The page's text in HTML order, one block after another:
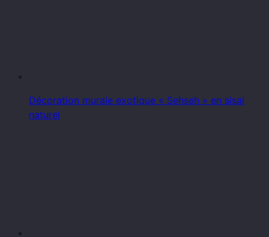
Décoration murale exotique « Sehseh » en sisal
naturel